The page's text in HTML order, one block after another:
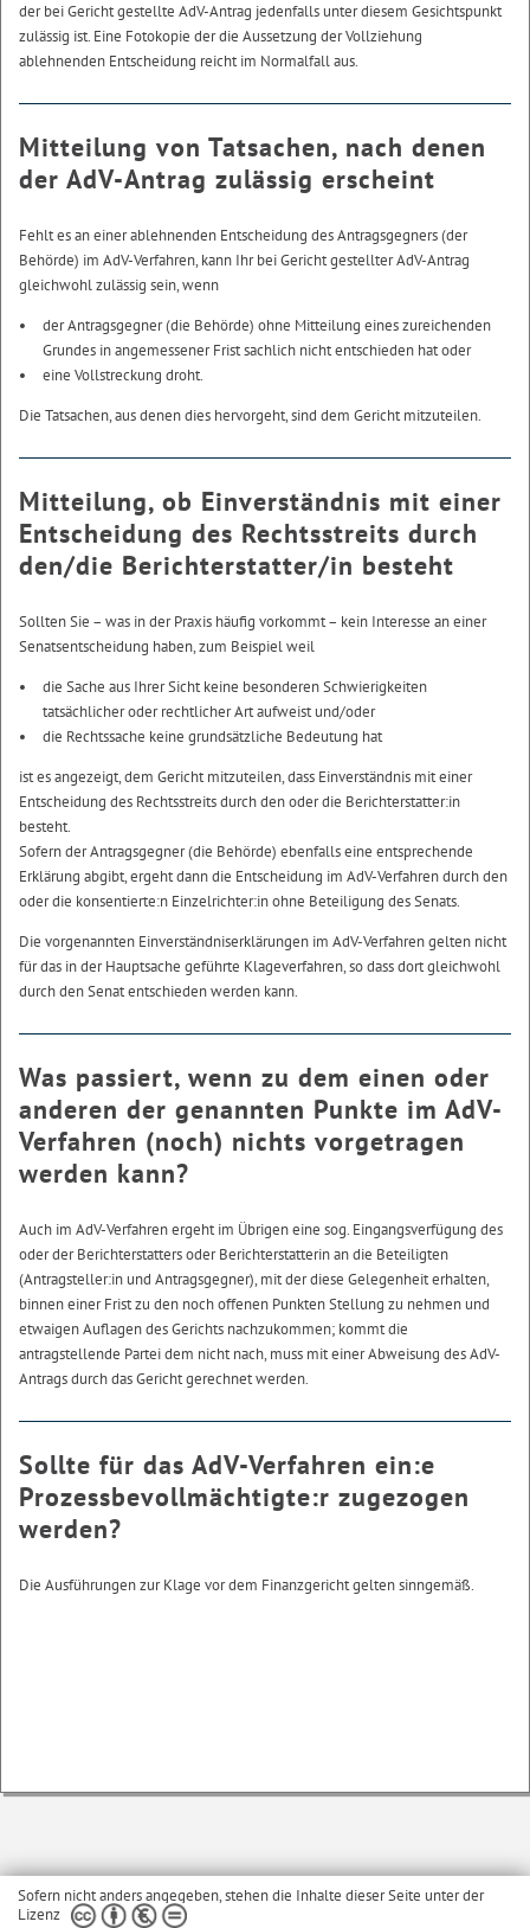
der bei Gericht gestellte AdV-Antrag jedenfalls unter diesem Gesichtspunkt
zulässig ist. Eine Fotokopie der die Aussetzung der Vollziehung
ablehnenden Entscheidung reicht im Normalfall aus.
Mitteilung von Tatsachen, nach denen
der AdV-Antrag zulässig erscheint
Fehlt es an einer ablehnenden Entscheidung des Antragsgegners (der
Behörde) im AdV-Verfahren, kann Ihr bei Gericht gestellter AdV-Antrag
gleichwohl zulässig sein, wenn
der Antragsgegner (die Behörde) ohne Mitteilung eines zureichenden
Grundes in angemessener Frist sachlich nicht entschieden hat oder
eine Vollstreckung droht.
Die Tatsachen, aus denen dies hervorgeht, sind dem Gericht mitzuteilen.
Mitteilung, ob Einverständnis mit einer
Entscheidung des Rechtsstreits durch
den/die Berichterstatter/in besteht
Sollten Sie – was in der Praxis häufig vorkommt – kein Interesse an einer
Senatsentscheidung haben, zum Beispiel weil
die Sache aus Ihrer Sicht keine besonderen Schwierigkeiten
tatsächlicher oder rechtlicher Art aufweist und/oder
die Rechtssache keine grundsätzliche Bedeutung hat
ist es angezeigt, dem Gericht mitzuteilen, dass Einverständnis mit einer
Entscheidung des Rechtsstreits durch den oder die Berichterstatter:in
besteht.
Sofern der Antragsgegner (die Behörde) ebenfalls eine entsprechende
Erklärung abgibt, ergeht dann die Entscheidung im AdV-Verfahren durch den
oder die konsentierte:n Einzelrichter:in ohne Beteiligung des Senats.
Die vorgenannten Einverständniserklärungen im AdV-Verfahren gelten nicht
für das in der Hauptsache geführte Klageverfahren, so dass dort gleichwohl
durch den Senat entschieden werden kann.
Was passiert, wenn zu dem einen oder
anderen der genannten Punkte im AdV-
Verfahren (noch) nichts vorgetragen
werden kann?
Auch im AdV-Verfahren ergeht im Übrigen eine sog. Eingangsverfügung des
oder der Berichterstatters oder Berichterstatterin an die Beteiligten
(Antragsteller:in und Antragsgegner), mit der diese Gelegenheit erhalten,
binnen einer Frist zu den noch offenen Punkten Stellung zu nehmen und
etwaigen Auflagen des Gerichts nachzukommen; kommt die
antragstellende Partei dem nicht nach, muss mit einer Abweisung des AdV-
Antrags durch das Gericht gerechnet werden.
Sollte für das AdV-Verfahren ein:e
Prozessbevollmächtigte:r zugezogen
werden?
Die Ausführungen zur Klage vor dem Finanzgericht gelten sinngemäß.
Sofern nicht anders angegeben, stehen die Inhalte dieser Seite unter der
Lizenz